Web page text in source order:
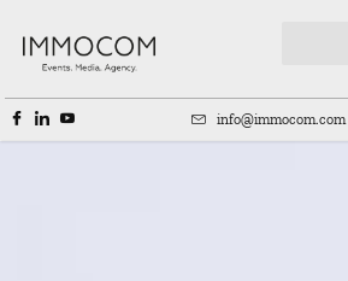
info@immocom.com